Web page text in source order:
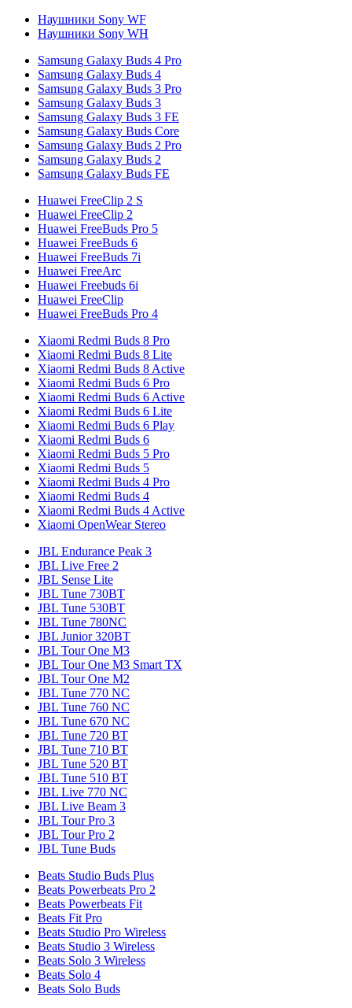
Наушники Sony WF
Наушники Sony WH
Samsung Galaxy Buds 4 Pro
Samsung Galaxy Buds 4
Samsung Galaxy Buds 3 Pro
Samsung Galaxy Buds 3
Samsung Galaxy Buds 3 FE
Samsung Galaxy Buds Core
Samsung Galaxy Buds 2 Pro
Samsung Galaxy Buds 2
Samsung Galaxy Buds FE
Huawei FreeClip 2 S
Huawei FreeClip 2
Huawei FreeBuds Pro 5
Huawei FreeBuds 6
Huawei FreeBuds 7i
Huawei FreeArc
Huawei Freebuds 6i
Huawei FreeClip
Huawei FreeBuds Pro 4
Xiaomi Redmi Buds 8 Pro
Xiaomi Redmi Buds 8 Lite
Xiaomi Redmi Buds 8 Active
Xiaomi Redmi Buds 6 Pro
Xiaomi Redmi Buds 6 Active
Xiaomi Redmi Buds 6 Lite
Xiaomi Redmi Buds 6 Play
Xiaomi Redmi Buds 6
Xiaomi Redmi Buds 5 Pro
Xiaomi Redmi Buds 5
Xiaomi Redmi Buds 4 Pro
Xiaomi Redmi Buds 4
Xiaomi Redmi Buds 4 Active
Xiaomi OpenWear Stereo
JBL Endurance Peak 3
JBL Live Free 2
JBL Sense Lite
JBL Tune 730BT
JBL Tune 530BT
JBL Tune 780NC
JBL Junior 320BT
JBL Tour One M3
JBL Tour One M3 Smart TX
JBL Tour One M2
JBL Tune 770 NC
JBL Tune 760 NC
JBL Tune 670 NC
JBL Tune 720 BT
JBL Tune 710 BT
JBL Tune 520 BT
JBL Tune 510 BT
JBL Live 770 NC
JBL Live Beam 3
JBL Tour Pro 3
JBL Tour Pro 2
JBL Tune Buds
Beats Studio Buds Plus
Beats Powerbeats Pro 2
Beats Powerbeats Fit
Beats Fit Pro
Beats Studio Pro Wireless
Beats Studio 3 Wireless
Beats Solo 3 Wireless
Beats Solo 4
Beats Solo Buds